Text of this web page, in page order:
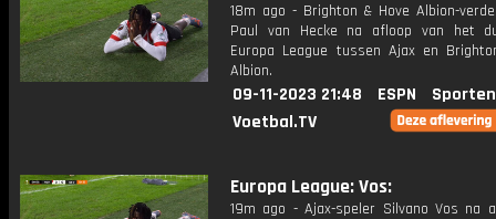
18m ago - Brighton & Hove Albion-
Paul van Hecke na afloop van het
Europa League tussen Ajax en
Albion.
09-11-2023 21:48 ESPN
Voetbal.TV
Europa League: Vos:
19m ago - Ajax-speler Silvano Vos na